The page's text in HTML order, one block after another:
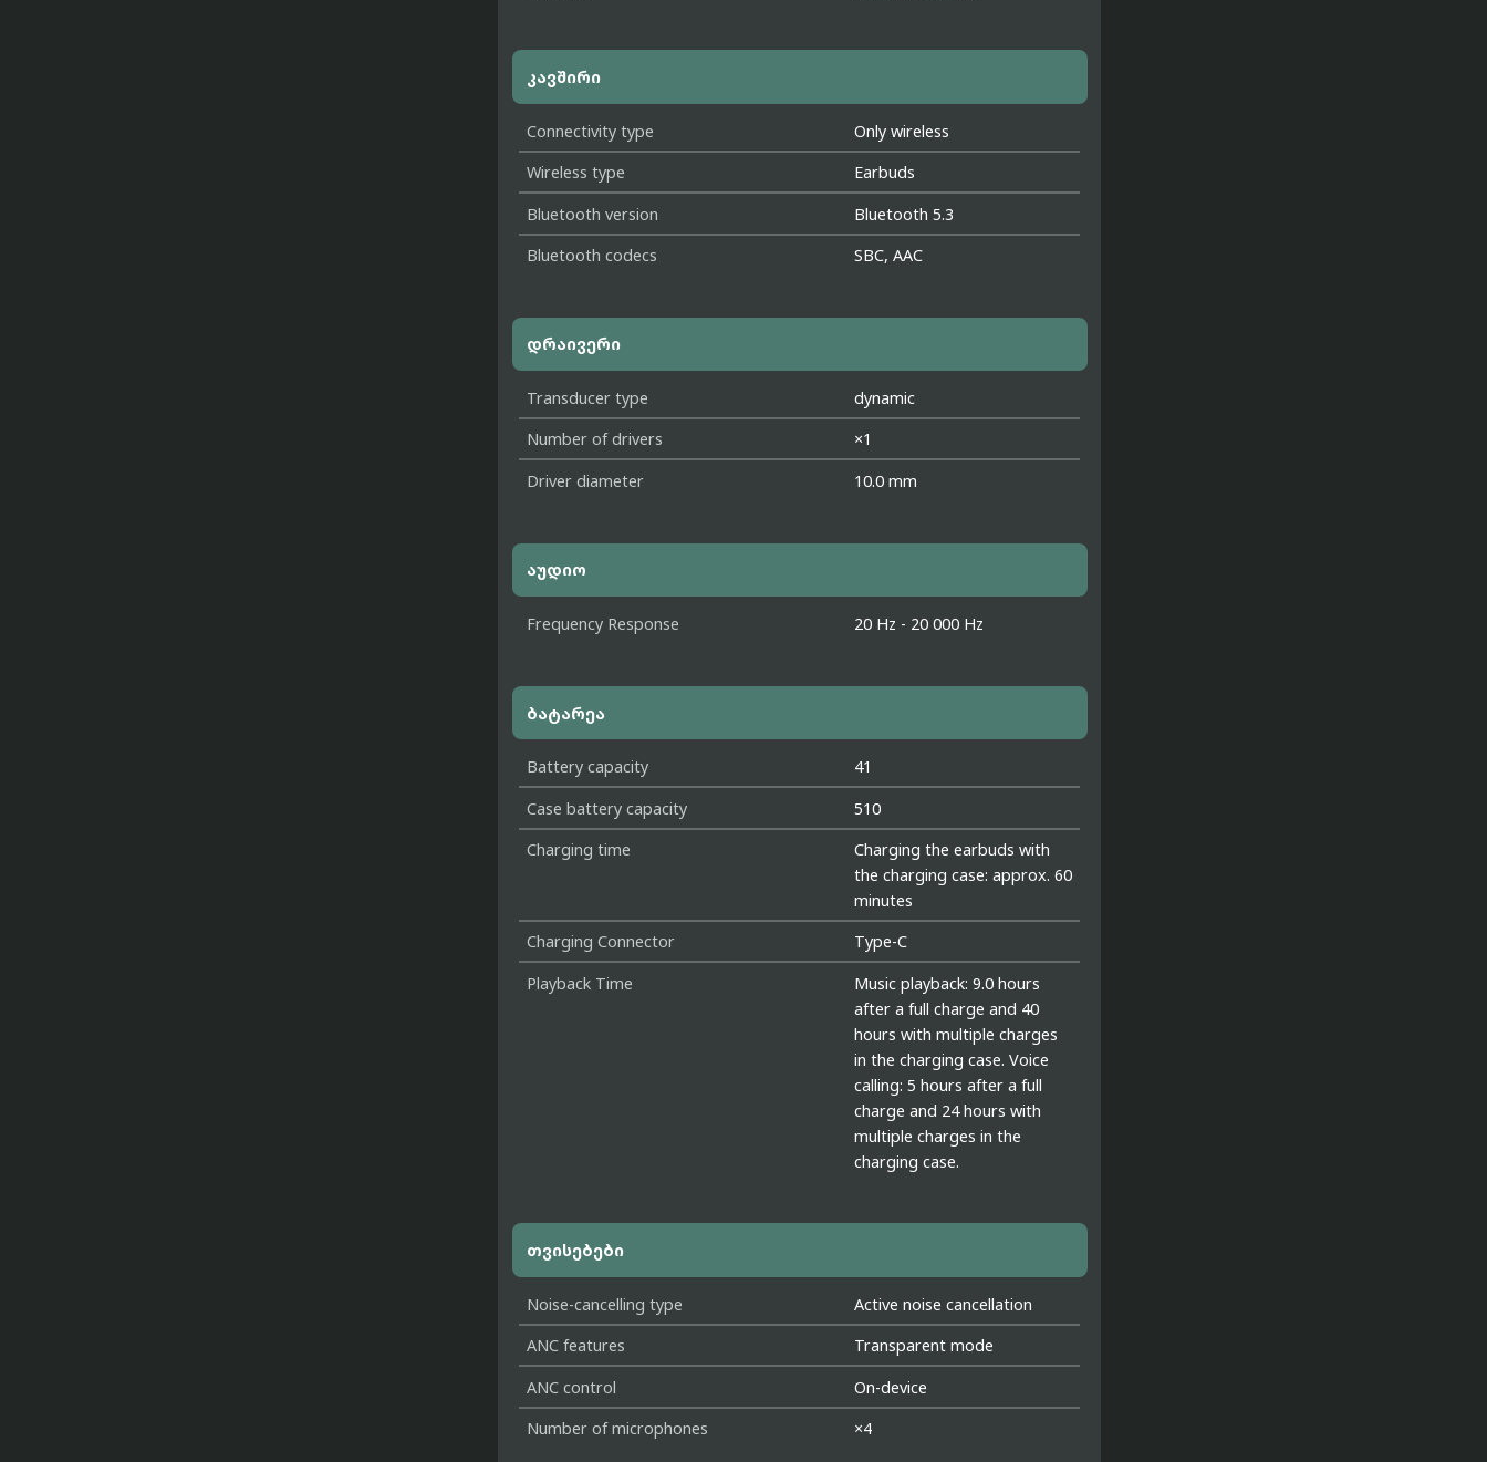
კავშირი
Connectivity type
Only wireless
Wireless type
Earbuds
Bluetooth version
Bluetooth 5.3
Bluetooth codecs
SBC, AAC
დრაივერი
Transducer type
dynamic
Number of drivers
×1
Driver diameter
10.0 mm
აუდიო
Frequency Response 20 Hz - 20 000 Hz
ბატარეა
Battery capacity
41
Case battery capacity
510
Charging time
Charging the earbuds with
the charging case: approx. 60
minutes
Charging Connector
Type-C
Playback Time
Music playback: 9.0 hours
after a full charge and 40
hours with multiple charges
in the charging case. Voice
calling: 5 hours after a full
charge and 24 hours with
multiple charges in the
charging case.
თვისებები
Noise-cancelling type
Active noise cancellation
ANC features
Transparent mode
ANC control
On-device
Number of microphones
×4